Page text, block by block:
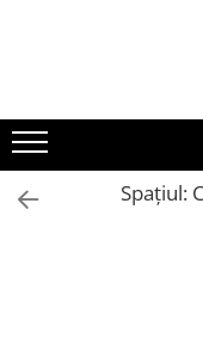
1-2 ani
3-4 ani
5-7 ani
Spațiul: